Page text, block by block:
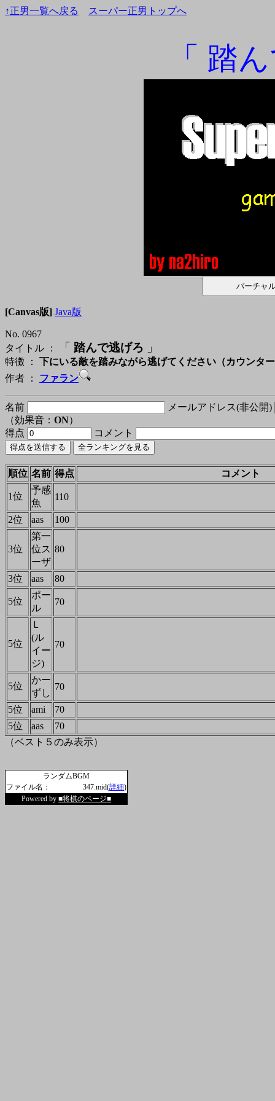
↑正男一覧へ戻る スーパー正男トップへ
「 踏
[Canvas版] Java版
No. 0967
タイトル ：
「 踏んで逃げろ 」
特徴 ： 下にいる敵を踏みながら逃げてください（カウンタ
作者 ： ファラン
名前
メールアドレス(非公開)
（効果音： ON）
得点
コメント
順位 名前 得点 コメント
1位
予感
魚
110
2位 aas 100
3位
第一
位ス
ーザ
80
3位 aas 80
5位
ポー
ル
70
5位
Ｌ
(ル
イー
ジ)
70
5位
かー
ずし
70
5位 ami
70
5位
aas
70
（ベスト５のみ表示）
ランダムBGM
ファイル名：
347.mid(詳細)
Powered by ■将棋のページ■